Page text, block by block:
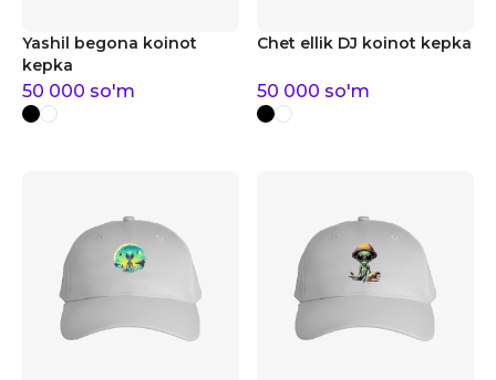
Yashil begona koinot
kepka
50 000 so'm
Chet ellik DJ koinot kepka
50 000 so'm